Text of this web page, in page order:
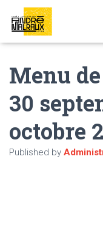
Menu
30
octobre
Published by